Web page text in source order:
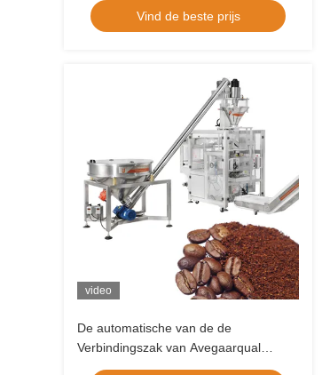
Bloem Chili Cocoa Powder
Vind de beste prijs
video
De automatische van de de
Verbindingszak van Avegaarqual
Machine van de het Poederverpakking